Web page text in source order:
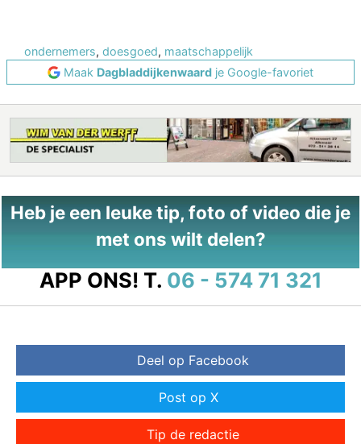
ondernemers, doesgoed, maatschappelijk
Maak Dagbladdijkenwaard je Google-favoriet
Heb je een leuke tip, foto of video die je
met ons wilt delen?
APP ONS! T. 06 - 574 71 321
Deel op Facebook
Post op X
Tip de redactie